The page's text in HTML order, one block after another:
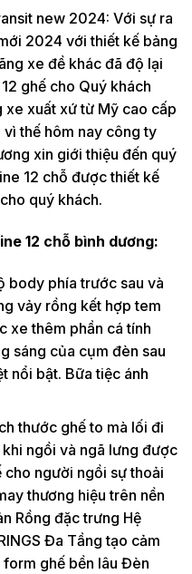
new 2024: Với sự ra
2024 với thiết kế bảng
xe đề khác đã độ lại
ghế cho Quý khách
xe xuất xứ từ Mỹ cao cấp
vì thế hôm nay công ty
xin giới thiệu đến quý
12 chỗ được thiết kế
quý khách.
12 chỗ bình dương:
body phía trước sau và
vảy rồng kết hợp tem
xe thêm phần cá tính
sáng của cụm đèn sau
nổi bật. Bữa tiệc ánh
thước ghế to mà lối đi
ngồi và ngã lưng được
người ngồi sự thoải
thương hiệu trên nền
Rồng đặc trưng Hệ
Đa Tầng tạo cảm
ghế bền lâu Đèn